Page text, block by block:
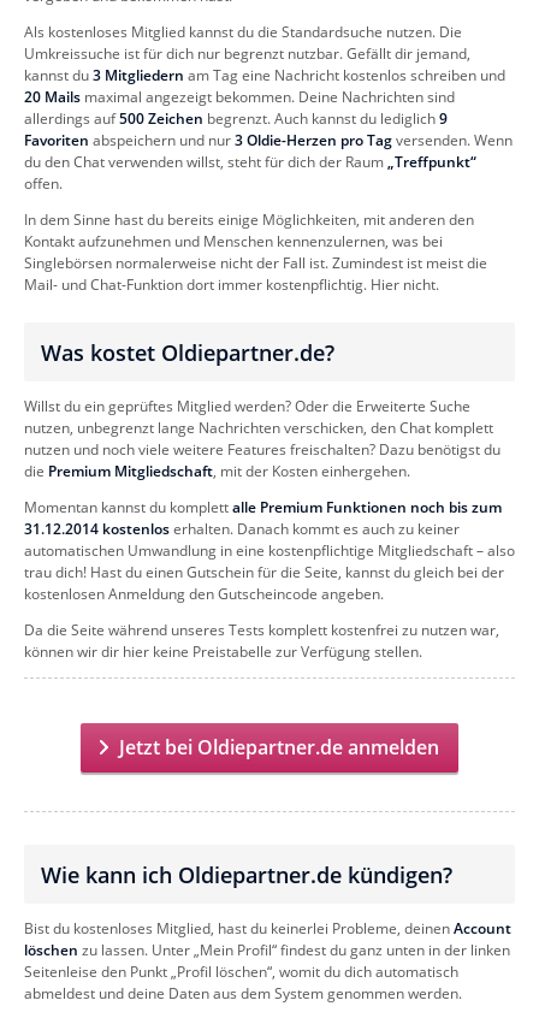
Als kostenloses Mitglied kannst du die Standardsuche nutzen. Die
Umkreissuche ist für dich nur begrenzt nutzbar. Gefällt dir jemand,
kannst du3 Mitgliedern am Tag eine Nachricht kostenlos schreiben und
20 Mails maximal angezeigt bekommen. Deine Nachrichten sind
allerdings auf500 Zeichen begrenzt. Auch kannst du lediglich9
Favoriten abspeichern und nur3 Oldie-Herzen pro Tagversenden. Wenn
du den Chat verwenden willst, steht für dich der Raum„Treffpunkt“
offen.
In dem Sinne hast du bereits einige Möglichkeiten, mit anderen den
Kontakt aufzunehmen und Menschen kennenzulernen, was bei
Singlebörsen normalerweise nicht der Fall ist. Zumindest ist meist die
Mail- und Chat-Funktion dort immer kostenpflichtig. Hier nicht.
Was kostet Oldiepartner.de?
Willst du ein geprüftes Mitglied werden? Oder die Erweiterte Suche
nutzen, unbegrenzt lange Nachrichten verschicken, den Chat komplett
nutzen und noch viele weitere Features freischalten? Dazu benötigst du
die Premium Mitgliedschaft, mit der Kosten einhergehen.
Momentan kannst du komplettalle Premium Funktionen noch bis zum
31.12.2014 kostenloserhalten. Danach kommt es auch zu keiner
automatischen Umwandlung in eine kostenpflichtige Mitgliedschaft – also
trau dich! Hast du einen Gutschein für die Seite, kannst du gleich bei der
kostenlosen Anmeldung den Gutscheincode angeben.
Da die Seite während unseres Tests komplett kostenfrei zu nutzen war,
können wir dir hier keine Preistabelle zur Verfügung stellen.
Jetzt bei Oldiepartner.de anmelden
Wie kann ich Oldiepartner.de kündigen?
Bist du kostenloses Mitglied, hast du keinerlei Probleme, deinenAccount
löschen zu lassen. Unter „Mein Profil“ findest du ganz unten in der linken
Seitenleise den Punkt „Profil löschen“, womit du dich automatisch
abmeldest und deine Daten aus dem System genommen werden.